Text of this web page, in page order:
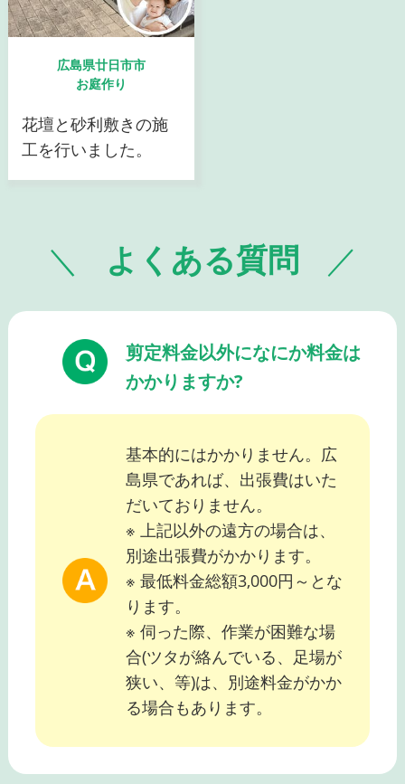
広島県廿日市市
お庭作り
花壇と砂利敷きの施
工を行いました。
よくある質問
剪定料金以外になにか料金は
かかりますか?
基本的にはかかりません。広
島県であれば、出張費はいた
だいておりません。
※ 上記以外の遠方の場合は、
別途出張費がかかります。
※ 最低料金総額3,000円～とな
ります。
※ 伺った際、作業が困難な場
合(ツタが絡んでいる、足場が
狭い、等)は、別途料金がかか
る場合もあります。